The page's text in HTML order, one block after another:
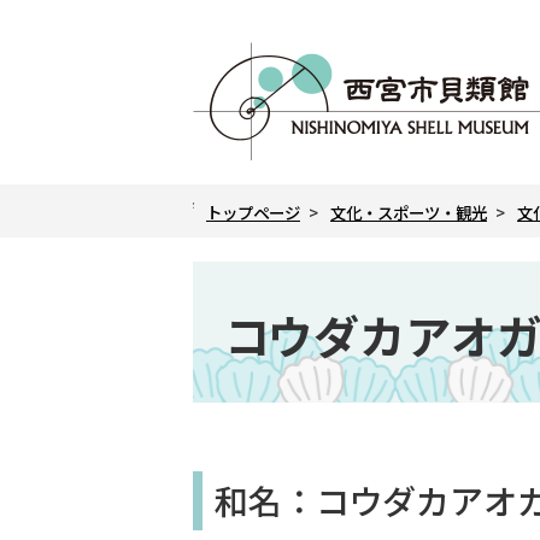
現 トップページ 文化・スポーツ・観光 文
こ
こ
か
コウダカアオ
和名：コウダカアオ